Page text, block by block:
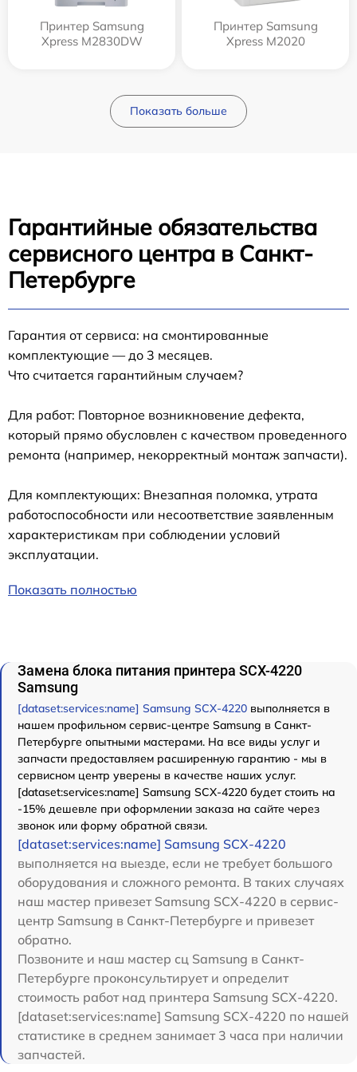
Принтер Samsung
Xpress M2830DW
Принтер Samsung
Xpress M2020
Показать больше
Гарантийные обязательства
сервисного центра в Санкт-
Петербурге
Гарантия от сервиса: на смонтированные
комплектующие — до 3 месяцев.
Что считается гарантийным случаем?
Для работ: Повторное возникновение дефекта,
который прямо обусловлен с качеством проведенного
ремонта (например, некорректный монтаж запчасти).
Для комплектующих: Внезапная поломка, утрата
работоспособности или несоответствие заявленным
характеристикам при соблюдении условий
эксплуатации.
Показать полностью
Замена блока питания принтера SCX-4220
Samsung
[dataset:services:name] Samsung SCX-4220 выполняется в
нашем профильном сервис-центре Samsung в Санкт-
Петербурге опытными мастерами. На все виды услуг и
запчасти предоставляем расширенную гарантию - мы в
сервисном центр уверены в качестве наших услуг.
[dataset:services:name] Samsung SCX-4220 будет стоить на
-15% дешевле при оформлении заказа на сайте через
звонок или форму обратной связи.
[dataset:services:name] Samsung SCX-4220
выполняется на выезде, если не требует большого
оборудования и сложного ремонта. В таких случаях
наш мастер привезет Samsung SCX-4220 в сервис-
центр Samsung в Санкт-Петербурге и привезет
обратно.
Позвоните и наш мастер сц Samsung в Санкт-
Петербурге проконсультирует и определит
стоимость работ над принтера Samsung SCX-4220.
[dataset:services:name] Samsung SCX-4220 по нашей
статистике в среднем занимает 3 часа при наличии
запчастей.